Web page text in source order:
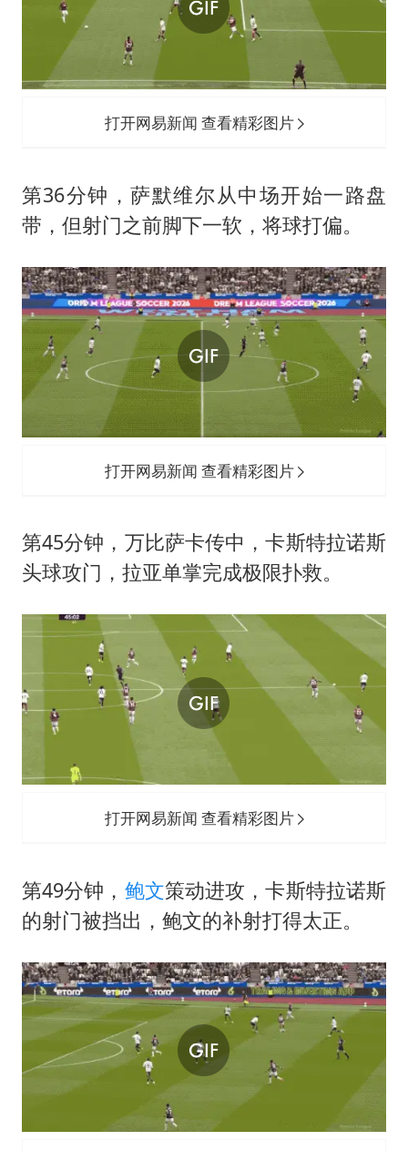
打开网易新闻 查看精彩图片
第36分钟，萨默维尔从中场开始一路盘
带，但射门之前脚下一软，将球打偏。
打开网易新闻 查看精彩图片
第45分钟，万比萨卡传中，卡斯特拉诺斯
头球攻门，拉亚单掌完成极限扑救。
打开网易新闻 查看精彩图片
第49分钟， 鲍文策动进攻，卡斯特拉诺斯
的射门被挡出，鲍文的补射打得太正。